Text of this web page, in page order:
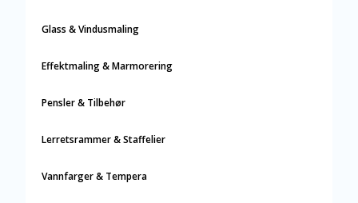
Glass & Vindusmaling
Effektmaling & Marmorering
Pensler & Tilbehør
Lerretsrammer & Staffelier
Vannfarger & Tempera